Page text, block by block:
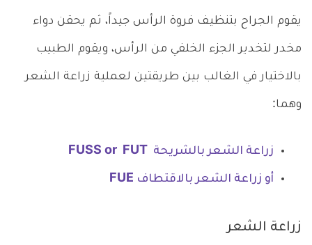
يقوم الجراح بتنظيف فروة الرأس جيداً، ثم يحقن دواء
مخدر لتخدير الجزء الخلفي من الرأس، ويقوم الطبيب
بالاختيار في الغالب بين طريقتين لعملية زراعة الشعر
وهما:
زراعة الشعر بالشريحة FUSS or FUT
أو زراعة الشعر بالاقتطاف FUE
زراعة الشعر